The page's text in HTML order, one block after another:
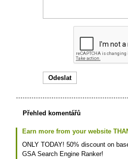
Přehled komentářů
Earn more from your website
ONLY TODAY! 50% discount on
GSA Search Engine Ranker!